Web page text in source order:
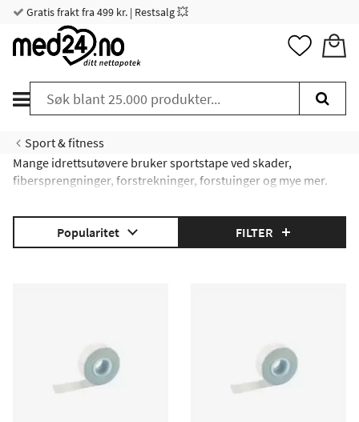
Gratis frakt fra 499 kr. | Restsalg 💥
Sport & fitness
Mange idrettsutøvere bruker sportstape ved skader,
fibersprengninger, forstrekninger, forstuinger og mye mer.
sportstape. Det er også for dem som får mindre skader på
jobb eller lignende, og som ønsker ekstra støtte under
rehabiliteringen. Sportstape kan brukes både for å komme
Popularitet FILTER